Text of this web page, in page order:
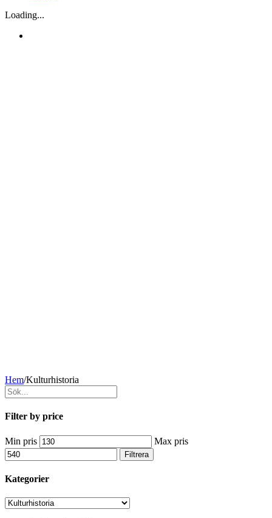
Loading...
Hem/Kulturhistoria
Filter by price
Min pris Max pris
Filtrera
Kategorier